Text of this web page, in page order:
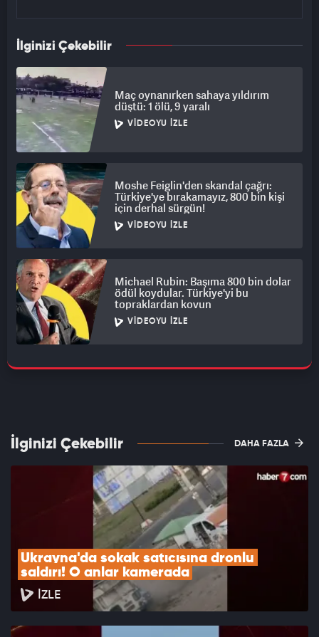
İlginizi Çekebilir
Maç oynanırken sahaya yıldırım
düştü: 1 ölü, 9 yaralı
VIDEOYU İZLE
Moshe Feiglin'den skandal çağrı:
Türkiye'ye bırakamayız, 800 bin kişi
için derhal sürgün!
VIDEOYU İZLE
Michael Rubin: Başıma 800 bin dolar
ödül koydular. Türkiye'yi bu
topraklardan kovun
VIDEOYU İZLE
İlginizi Çekebilir DAHA FAZLA
Ukrayna'da sokak satıcısına dronlu
saldırı! O anlar kamerada
İZLE